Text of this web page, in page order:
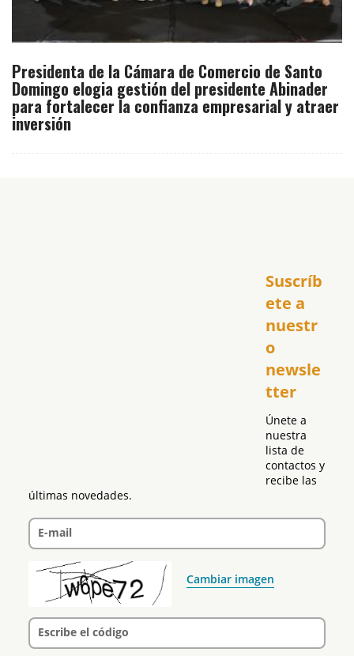
Presidenta de la Cámara de Comercio de Santo
Domingo elogia gestión del presidente Abinader
para fortalecer la confianza empresarial y atraer
inversión
Suscríb
ete a
nuestr
o
newsle
tter
Únete a
nuestra
lista de
contactos y
recibe las
últimas novedades.
E-mail
Cambiar imagen
Escribe el código